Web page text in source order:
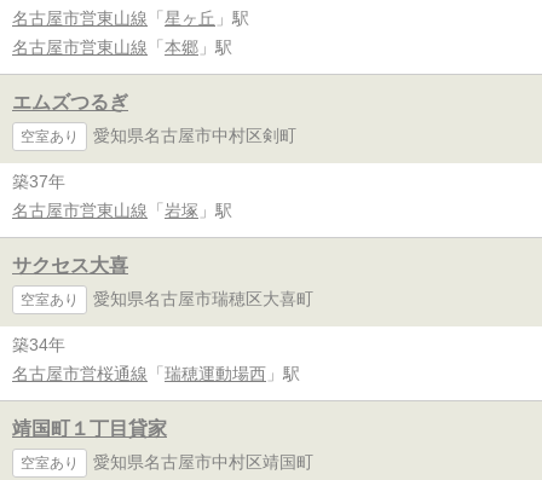
名古屋市営東山線 「 星ヶ丘 」駅
名古屋市営東山線 「 本郷 」駅
エムズつるぎ
空室あり 愛知県名古屋市中村区剣町
築37年
名古屋市営東山線 「 岩塚 」駅
サクセス大喜
空室あり 愛知県名古屋市瑞穂区大喜町
築34年
名古屋市営桜通線 「 瑞穂運動場西 」駅
靖国町１丁目貸家
空室あり 愛知県名古屋市中村区靖国町